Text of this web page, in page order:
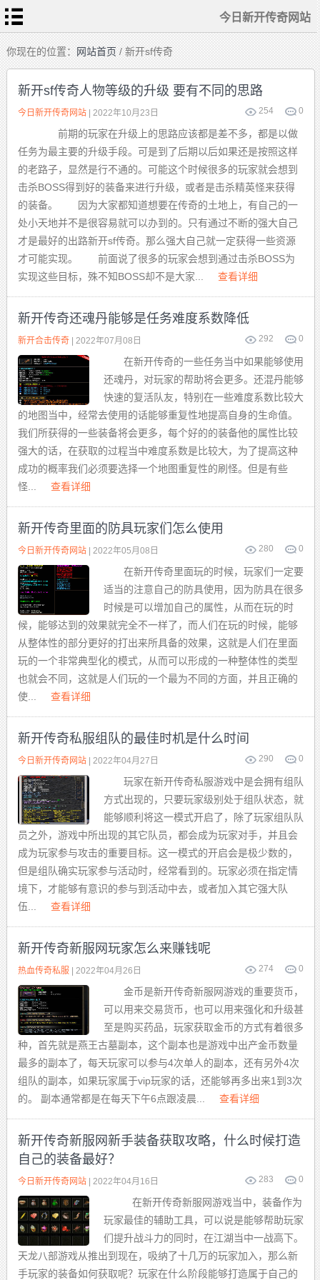
今日新开传奇网站
首
页
今
日
新
开
传
奇
网
站
热
血
传
奇
私
服
传
奇
sf
发
布
站
新
开
合
击
传
奇
你现在的位置：网站首页/ 新开sf传奇
新开sf传奇人物等级的升级 要有不同的思路
254 0
今日新开传奇网站 | 2022年10月23日
前期的玩家在升级上的思路应该都是差不多，都是以做
任务为最主要的升级手段。可是到了后期以后如果还是按照这样
的老路子，显然是行不通的。可能这个时候很多的玩家就会想到
击杀BOSS得到好的装备来进行升级，或者是击杀精英怪来获得
的装备。 因为大家都知道想要在传奇的土地上，有自己的一
处小天地并不是很容易就可以办到的。只有通过不断的强大自己
才是最好的出路新开sf传奇。那么强大自己就一定获得一些资源
才可能实现。 前面说了很多的玩家会想到通过击杀BOSS为
实现这些目标，殊不知BOSS却不是大家...
查看详细
新开传奇还魂丹能够是任务难度系数降低
292 0
新开合击传奇| 2022年07月08日
在新开传奇的一些任务当中如果能够使用
还魂丹，对玩家的帮助将会更多。还混丹能够
快速的复活队友，特别在一些难度系数比较大
的地图当中，经常去使用的话能够重复性地提高自身的生命值。
我们所获得的一些装备将会更多，每个好的的装备他的属性比较
强大的话，在获取的过程当中难度系数是比较大，为了提高这种
成功的概率我们必须要选择一个地图重复性的刷怪。但是有些
怪...
查看详细
新开传奇里面的防具玩家们怎么使用
280 0
今日新开传奇网站 | 2022年05月08日
在新开传奇里面玩的时候，玩家们一定要
适当的注意自己的防具使用，因为防具在很多
时候是可以增加自己的属性，从而在玩的时
候，能够达到的效果就完全不一样了，而人们在玩的时候，能够
从整体性的部分更好的打出来所具备的效果，这就是人们在里面
玩的一个非常典型化的模式，从而可以形成的一种整体性的类型
也就会不同，这就是人们玩的一个最为不同的方面，并且正确的
使...
查看详细
新开传奇私服组队的最佳时机是什么时间
290 0
今日新开传奇网站 | 2022年04月27日
玩家在新开传奇私服游戏中是会拥有组队
方式出现的，只要玩家级别处于组队状态，就
能够顺利将这一模式开启了，除了玩家组队队
员之外，游戏中所出现的其它队员，都会成为玩家对手，并且会
成为玩家参与攻击的重要目标。这一模式的开启会是极少数的，
但是组队确实玩家参与活动时，经常看到的。玩家必须在指定情
境下，才能够有意识的参与到活动中去，或者加入其它强大队
伍...
查看详细
新开传奇新服网玩家怎么来赚钱呢
274 0
热血传奇私服 | 2022年04月26日
金币是新开传奇新服网游戏的重要货币，
可以用来交易货币，也可以用来强化和升级甚
至是购买药品，玩家获取金币的方式有着很多
种，首先就是燕王古墓副本，这个副本也是游戏中出产金币数量
最多的副本了，每天玩家可以参与4次单人的副本，还有另外4次
组队的副本，如果玩家属于vip玩家的话，还能够再多出来1到3次
的。 副本通常都是在每天下午6点跟凌晨...
查看详细
新开传奇新服网新手装备获取攻略，什么时候打造
自己的装备最好？
283 0
今日新开传奇网站 | 2022年04月16日
在新开传奇新服网游戏当中，装备作为
玩家最佳的辅助工具，可以说是能够帮助玩家
们提升战斗力的同时，在江湖当中一战高下。
天龙八部游戏从推出到现在，吸纳了十几万的玩家加入，那么新
手玩家的装备如何获取呢？玩家在什么阶段能够打造属于自己的